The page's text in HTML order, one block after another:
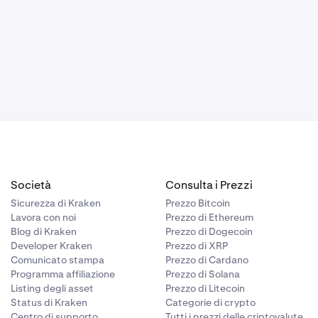
ufficiale di
Società
Sicurezza di Kraken
Lavora con noi
Blog di Kraken
Developer Kraken
Comunicato stampa
Programma affiliazione
Listing degli asset
Status di Kraken
Consulta i Prezzi
Prezzo Bitcoin
Prezzo di Ethereum
Prezzo di Dogecoin
Prezzo di XRP
Prezzo di Cardano
Prezzo di Solana
Prezzo di Litecoin
Categorie di crypto